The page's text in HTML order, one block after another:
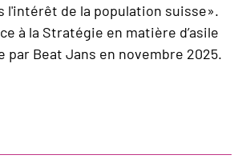
l'intérêt de la population suisse».
à la Stratégie en matière d’asile
par Beat Jans en novembre 2025.